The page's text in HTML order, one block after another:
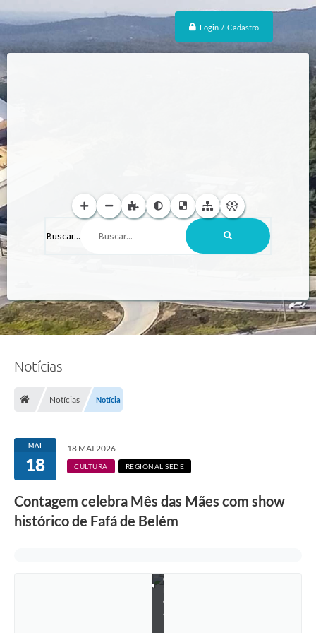
Login / Cadastro
Buscar...
Notícias
Notícias Notícia
MAI
18
18 MAI 2026
CULTURA REGIONAL SEDE
Contagem celebra Mês das Mães com show
histórico de Fafá de Belém
t
o
:
J
o
d
o
A